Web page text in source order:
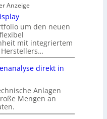
Anzeige
um den neuen
mit integriertem
Herstellers…
direkt in
Anlagen
Mengen an